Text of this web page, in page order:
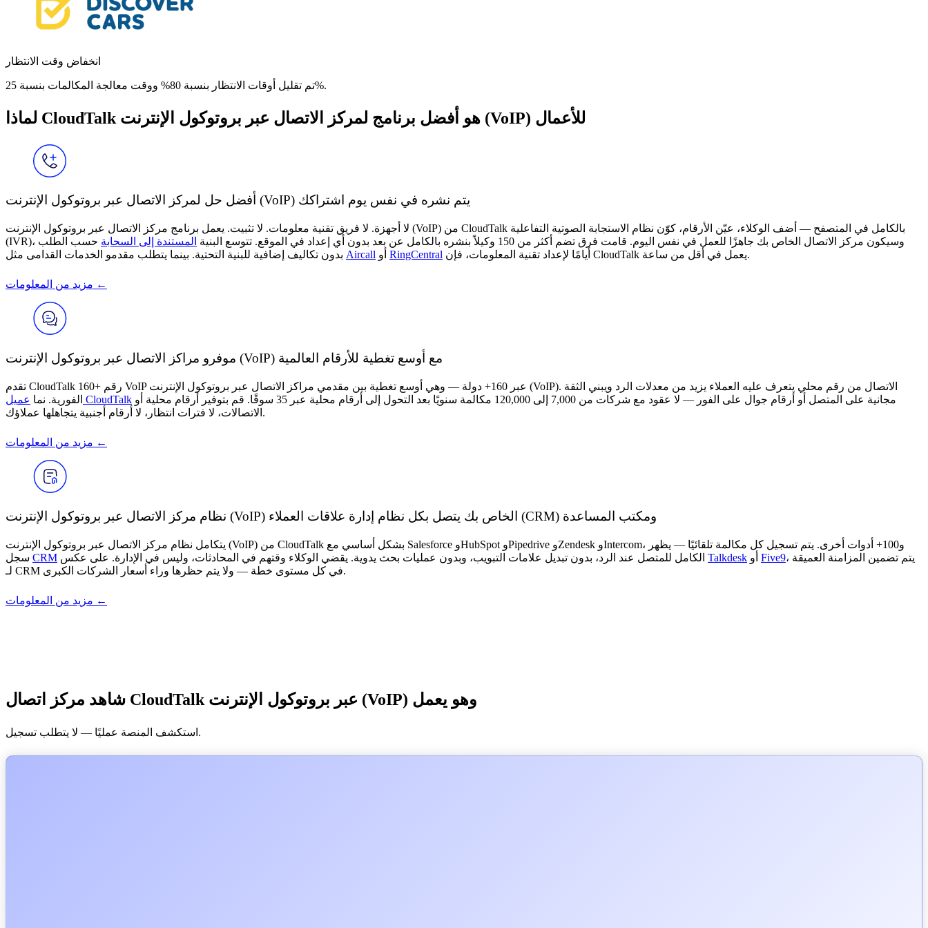
انخفاض وقت الانتظار
تم تقليل أوقات الانتظار بنسبة 80% ووقت معالجة المكالمات بنسبة 25%.
لماذا CloudTalk هو أفضل برنامج لمركز الاتصال عبر بروتوكول الإنترنت (VoIP) للأعمال
أفضل حل لمركز الاتصال عبر بروتوكول الإنترنت (VoIP) يتم نشره في نفس يوم اشتراكك
لا أجهزة. لا فريق تقنية معلومات. لا تثبيت. يعمل برنامج مركز الاتصال عبر بروتوكول الإنترنت (VoIP) من CloudTalk بالكامل في المتصفح — أضف الوكلاء، عيّن الأرقام، كوّن نظام الاستجابة الصوتية التفاعلية
(IVR)، وسيكون مركز الاتصال الخاص بك جاهزًا للعمل في نفس اليوم. قامت فرق تضم أكثر من 150 وكيلاً بنشره بالكامل عن بعد بدون أي إعداد في الموقع. تتوسع البنية
المستندة إلى السحابة حسب الطلب
Aircall RingCentral أيامًا لإعداد تقنية المعلومات، فإن CloudTalk يعمل في أقل من ساعة.
مزيد من المعلومات ←
موفرو مراكز الاتصال عبر بروتوكول الإنترنت (VoIP) مع أوسع تغطية للأرقام العالمية
تقدم CloudTalk 160+ رقم VoIP عبر 160+ دولة — وهي أوسع تغطية بين مقدمي مراكز الاتصال عبر بروتوكول الإنترنت (VoIP). الاتصال من رقم محلي يتعرف عليه العملاء يزيد من معدلات الرد ويبني الثقة
الفورية. نما عميل CloudTalk
الاتصالات، لا فترات انتظار، لا أرقام أجنبية يتجاهلها عملاؤك.
مزيد من المعلومات ←
نظام مركز الاتصال عبر بروتوكول الإنترنت (VoIP) الخاص بك يتصل بكل نظام إدارة علاقات العملاء (CRM) ومكتب المساعدة
يتكامل نظام مركز الاتصال عبر بروتوكول الإنترنت (VoIP) من CloudTalk بشكل أساسي مع Salesforce وHubSpot وPipedrive وZendesk وIntercom، و100+ أدوات أخرى. يتم تسجيل كل مكالمة تلقائيًا — يظهر
CRM Talkdesk Five9، يتم تضمين المزامنة العميقة
لـ CRM في كل مستوى خطة — ولا يتم حظرها وراء أسعار الشركات الكبرى.
مزيد من المعلومات ←
شاهد مركز اتصال CloudTalk عبر بروتوكول الإنترنت (VoIP) وهو يعمل
استكشف المنصة عمليًا — لا يتطلب تسجيل.